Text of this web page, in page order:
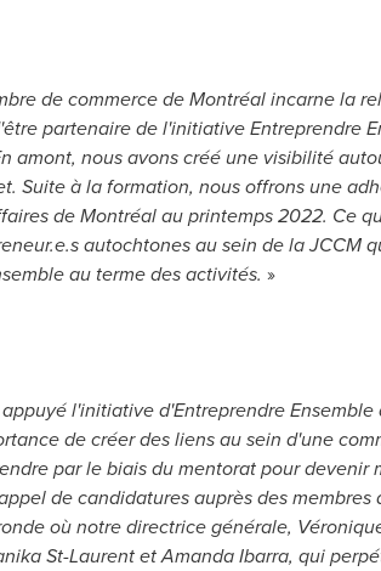
de commerce de Montréal incarne la
partenaire de l'initiative Entreprendre
amont, nous avons créé une visibilité
Suite à la formation, nous offrons une
de Montréal au printemps 2022. Ce
autochtones au sein de la JCCM
au terme des activités. »
l'initiative d'Entreprendre
de créer des liens au sein d'une
par le biais du mentorat pour devenir
de candidatures auprès des
où notre directrice générale,
St-LaurentetAmanda Ibarra, qui